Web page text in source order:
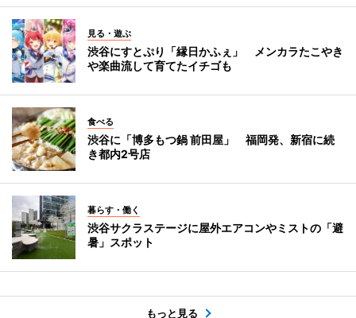
見る・遊ぶ
渋谷にすとぷり「縁日かふぇ」 メンカラたこやき
や楽曲流して育てたイチゴも
食べる
渋谷に「博多もつ鍋 前田屋」 福岡発、新宿に続
き都内2号店
暮らす・働く
渋谷サクラステージに屋外エアコンやミストの「避
暑」スポット
もっと見る